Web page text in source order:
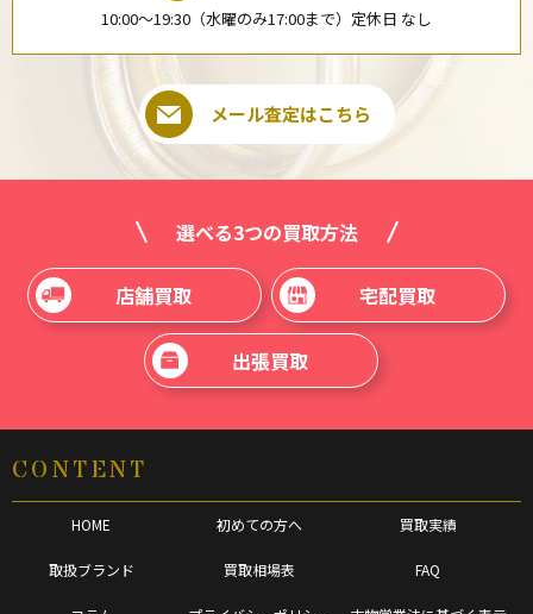
10:00〜19:30（水曜のみ17:00まで）定休日 なし
メール査定はこちら
選べる3つの買取方法
店舗買取 宅配買取
出張買取
CONTENT
HOME 初めての方へ 買取実績
取扱ブランド 買取相場表 FAQ